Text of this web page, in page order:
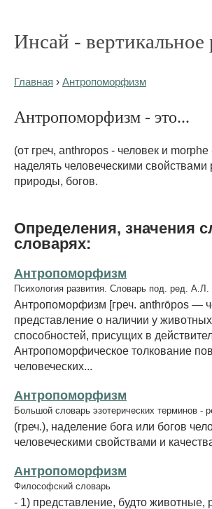
Инсай - вертикальное
Главная › Антропоморфизм
Антропоморфизм - это...
(от греч, anthropos - человек и
наделять человеческими
природы, богов.
Определения, значения
словарях:
Антропоморфизм
Психология развития. Словарь под. ред. А.Л.
Антропоморфизм [греч. anthrōpos —
представление о наличии у
способностей, присущих в
Антропоморфическое толкование
человеческих...
Антропоморфизм
Большой словарь эзотерических терминов -
(греч.), наделение бога или богов
человеческими свойствами и
Антропоморфизм
Философский словарь
- 1) представление, будто животные,